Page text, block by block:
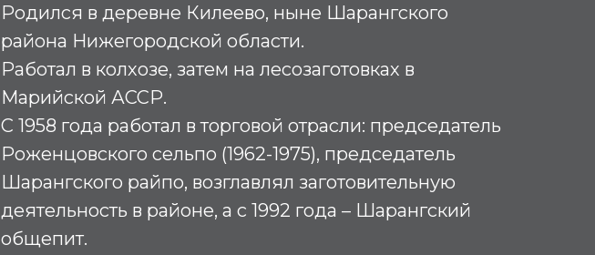
Родился в деревне Килеево, ныне Шарангского
района Нижегородской области.
Работал в колхозе, затем на лесозаготовках в
Марийской АССР.
С 1958 года работал в торговой отрасли: председатель
Роженцовского сельпо (1962-1975), председатель
Шарангского райпо, возглавлял заготовительную
деятельность в районе, а с 1992 года – Шарангский
общепит.